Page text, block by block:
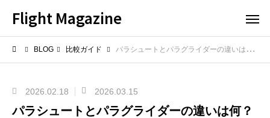
Flight Magazine
BLOG 比較ガイド パラシュートとパラグライダーの違いは何？降下用と滑空スポーツの特徴を比較
2026.02.18 2026.03.15
パラシュートとパラグライダーの違いは何？